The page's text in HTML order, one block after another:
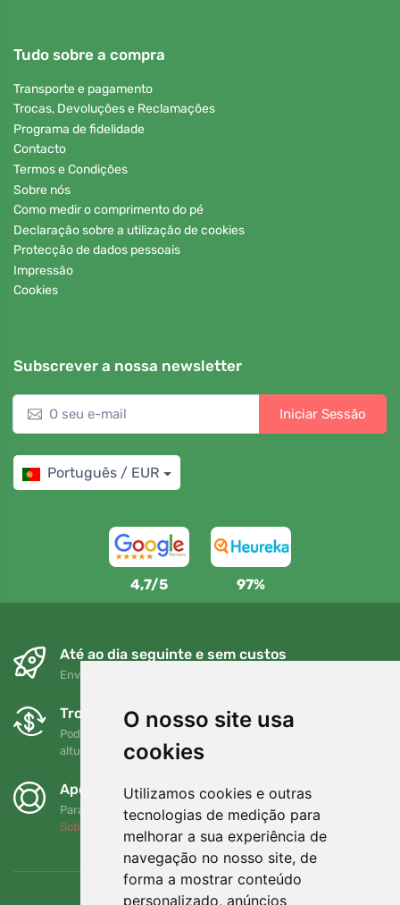
O nosso site usa
cookies
Utilizamos cookies e outras
tecnologias de medição para
melhorar a sua experiência de
navegação no nosso site, de
forma a mostrar conteúdo
personalizado, anúncios
Tudo sobre a compra
Transporte e pagamento
Trocas, Devoluções e Reclamações
Programa de fidelidade
Contacto
Termos e Condições
Sobre nós
Como medir o comprimento do pé
Declaração sobre a utilização de cookies
Protecção de dados pessoais
Impressão
Cookies
Subscrever a nossa newsletter
Iniciar Sessão
Português / EUR
4,7/5 97%
Até ao dia seguinte e sem custos
Envio gratuito para encomendas superiores a 80 EUR
Trocas e devoluções gratuitas
Pode devolver ou trocar a sua encomenda em qualquer
altura no prazo de 90 dias
Apoiamos a Trees.org
Para cada encomenda plantamos uma árvore! Leia mais
Sobre nós